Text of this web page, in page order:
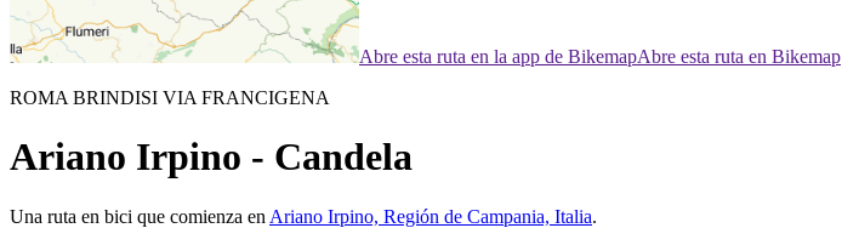
Abre esta ruta en la app de BikemapAbre esta ruta en Bikemap
ROMA BRINDISI VIA FRANCIGENA
Ariano Irpino - Candela
Una ruta en bici que comienza en Ariano Irpino, Región de Campania, Italia.